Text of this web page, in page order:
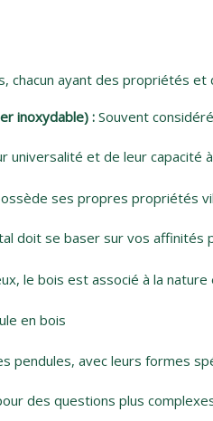
chacun ayant des propriétés
inoxydable) : Souvent
universalité et de leur capacité
ses propres propriétés
doit se baser sur vos
le bois est associé à la
pendules, avec leurs formes
des questions plus